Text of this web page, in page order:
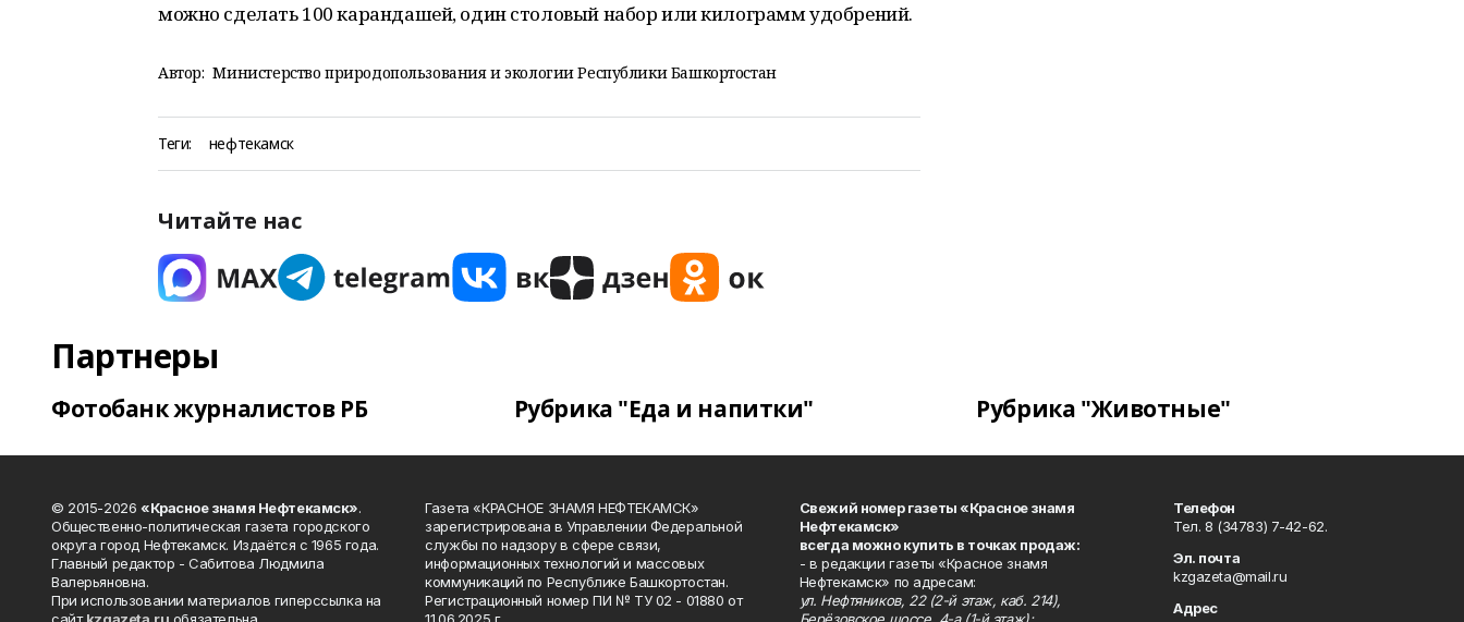
можно сделать 100 карандашей, один столовый набор или килограмм удобрений.
Автор: Министерство природопользования и экологии Республики Башкортостан
Теги: нефтекамск
Читайте нас
Партнеры
Фотобанк журналистов РБ Рубрика "Еда и напитки" Рубрика "Животные"
© 2015-2026 «Красное знамя Нефтекамск».
Общественно-политическая газета городского
округа город Нефтекамск. Издаётся с 1965 года.
Главный редактор - Сабитова Людмила
Валерьяновна.
При использовании материалов гиперссылка на
Газета «КРАСНОЕ ЗНАМЯ НЕФТЕКАМСК»
зарегистрирована в Управлении Федеральной
службы по надзору в сфере связи,
информационных технологий и массовых
коммуникаций по Республике Башкортостан.
Регистрационный номер ПИ № ТУ 02 - 01880 от
Свежий номер газеты «Красное знамя
Нефтекамск»
всегда можно купить в точках продаж:
- в редакции газеты «Красное знамя
Нефтекамск» по адресам:
ул. Нефтяников, 22 (2-й этаж, каб. 214),
Телефон
Тел. 8 (34783) 7-42-62.
Эл. почта
kzgazeta@mail.ru
Адрес